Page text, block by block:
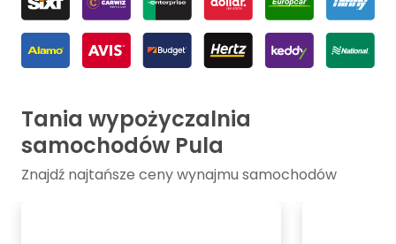
Tania wypożyczalnia
samochodów Pula
Znajdź najtańsze ceny wynajmu samochodów